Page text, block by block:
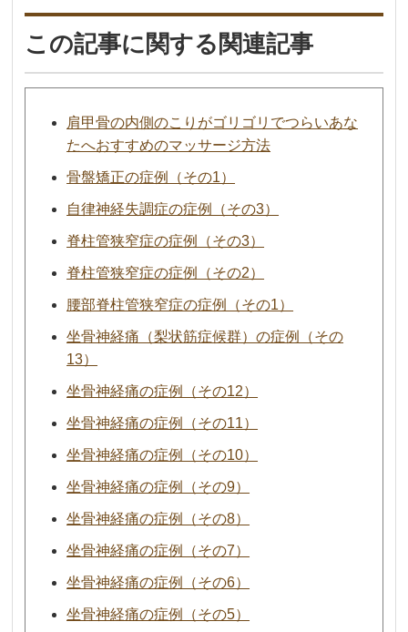
この記事に関する関連記事
肩甲骨の内側のこりがゴリゴリでつらいあな
たへおすすめのマッサージ方法
骨盤矯正の症例（その1）
自律神経失調症の症例（その3）
脊柱管狭窄症の症例（その3）
脊柱管狭窄症の症例（その2）
腰部脊柱管狭窄症の症例（その1）
坐骨神経痛（梨状筋症候群）の症例（その
13）
坐骨神経痛の症例（その12）
坐骨神経痛の症例（その11）
坐骨神経痛の症例（その10）
坐骨神経痛の症例（その9）
坐骨神経痛の症例（その8）
坐骨神経痛の症例（その7）
坐骨神経痛の症例（その6）
坐骨神経痛の症例（その5）